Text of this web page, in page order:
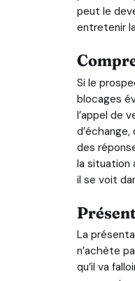
peut le
entretenir
Si le
blocages
l’appel de
des
la situation
il se voit
La
n’achète
qu’il va